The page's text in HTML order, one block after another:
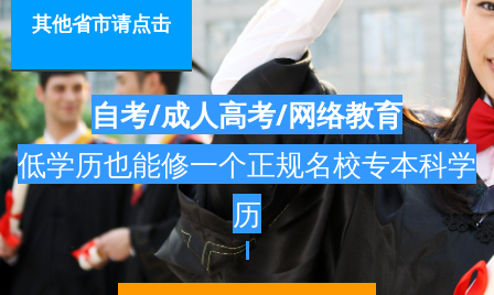
其他省市请点击
自考/成人高考/网络教育
低学历也能修一个正规名校专本科学
历